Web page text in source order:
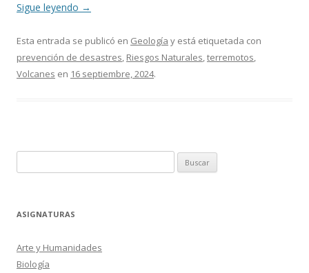
Sigue leyendo →
Esta entrada se publicó en Geología y está etiquetada con
prevención de desastres, Riesgos Naturales,terremotos,
Volcanes en 16 septiembre, 2024.
ASIGNATURAS
Arte y Humanidades
Biología